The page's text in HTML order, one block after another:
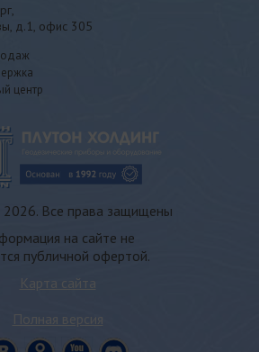
д.1, офис 305
центр
2026. Все права защищены
на сайте не
публичной офертой.
Карта сайта
Полная версия